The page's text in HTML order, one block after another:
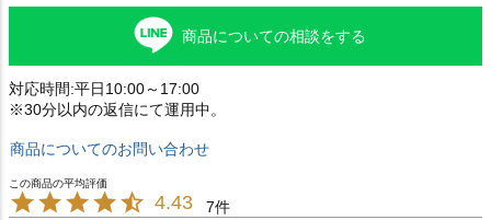
商品についての相談をする
対応時間:平日10:00～17:00
※30分以内の返信にて運用中。
商品についてのお問い合わせ
4.43 7